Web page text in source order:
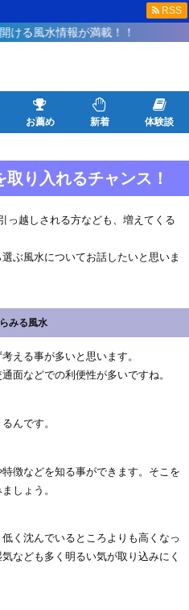
る風水情報が満載！！
お薦め 新着 体験談
RSS
り入れるチャンス！
っ越しされる方なども、増えてくる
ぶ風水についてお話したいと思いま
みる風水
える事が多いと思います。
面などでの利便性が多いですね。
んです。
徴などを知る事ができます。そこを
しょう。
く沈んでいるところよりも高くなっ
なども多く明るい気が取り込みにく